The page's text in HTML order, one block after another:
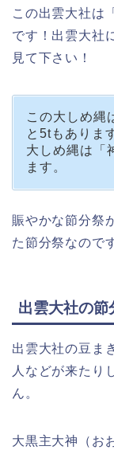
この出雲大社は
です！出雲大社
見て下さい！
この大しめ縄
と5tもありま
大しめ縄は「
ます。
賑やかな節分祭
た節分祭なので
出雲大社の節
出雲大社の豆ま
人などが来たり
ん。
大黒主大神（お